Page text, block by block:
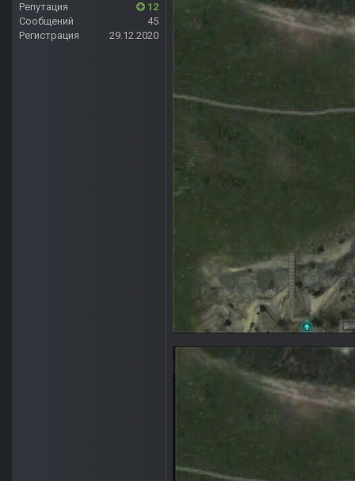
Репутация
12
Сообщений
45
Регистрация
29.12.2020